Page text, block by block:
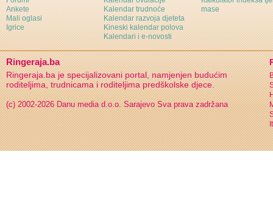
Ankete
Mali oglasi
Igrice
Kalendar trudnoće
Kalendar razvoja djeteta
Kineski kalendar polova
Kalendari i e-novosti
mase
Ringeraja.ba
Ringeraja.ba je specijalizovani portal, namjenjen budućim
roditeljima, trudnicama i roditeljima predškolske djece.
(c) 2002-2026 Danu media d.o.o. Sarajevo Sva prava zadržana